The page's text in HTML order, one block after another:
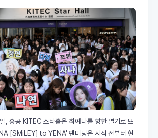
홍콩 KITEC 스타홀은 최예나를 향한 열기로 뜨
[SMiLEY] to YENA' 팬미팅은 시작 전부터 현